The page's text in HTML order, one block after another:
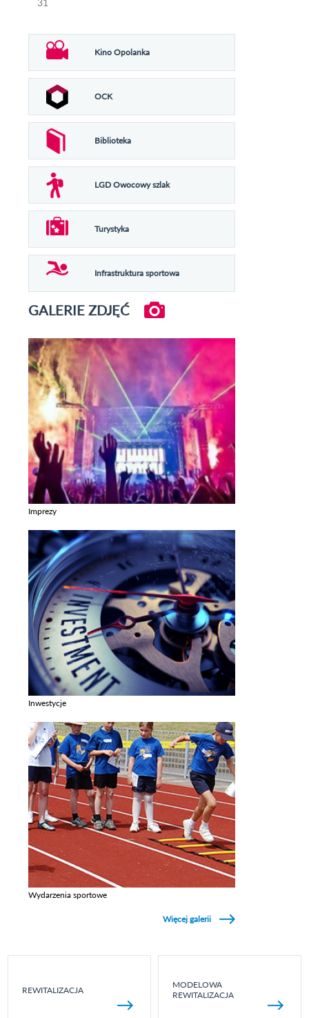
31
Kino Opolanka
OCK
Biblioteka
LGD Owocowy szlak
Turystyka
Infrastruktura sportowa
GALERIE ZDJĘĆ
Imprezy
Inwestycje
Wydarzenia sportowe
Więcej galerii
REWITALIZACJA
MODELOWA
REWITALIZACJA